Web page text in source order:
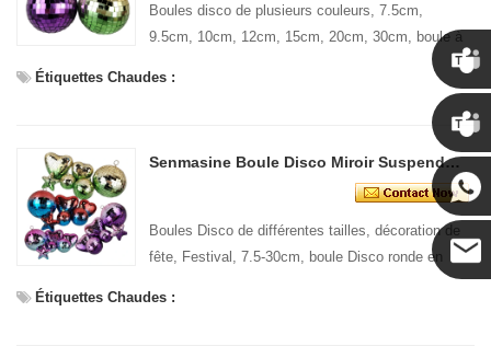
Boules disco de plusieurs couleurs, 7.5cm,
9.5cm, 10cm, 12cm, 15cm, 20cm, 30cm, boule à
Étiquettes Chaudes :
Senmasine Boule Disco Miroir Suspendu pour Décoration de Festival de Fête 7,5-30 cm Rond en Forme d'étoile de Coeur Différentes Tailles
Boules Disco de différentes tailles, décoration de
fête, Festival, 7.5-30cm, boule Disco ronde en
Étiquettes Chaudes :
Chris
Kenny